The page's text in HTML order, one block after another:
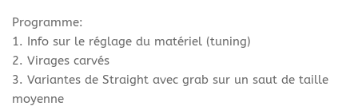
Programme:
1. Info sur le réglage du matériel (tuning)
2. Virages carvés
3. Variantes de Straight avec grab sur un saut de taille
moyenne